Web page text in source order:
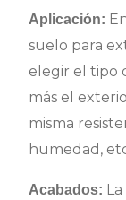
Aplicación:
suelo para
elegir el tipo
más el
misma
humedad,
Acabados: